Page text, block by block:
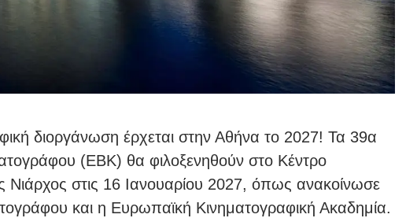
διοργάνωση έρχεται στην Αθήνα το 2027! Τα 39α
(ΕΒΚ) θα φιλοξενηθούν στο Κέντρο
Νιάρχος στις 16 Ιανουαρίου 2027, όπως ανακοίνωσε
και η Ευρωπαϊκή Κινηματογραφική Ακαδημία.